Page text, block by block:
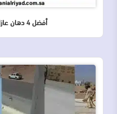
أفضل 4 دهان عازل للحرارة